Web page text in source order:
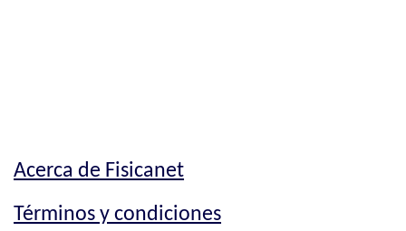
Acerca de Fisicanet
Términos y condiciones